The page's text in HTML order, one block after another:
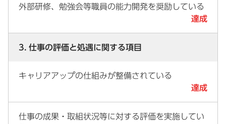
外部研修、勉強会等職員の能力開発を奨励している
達成
3. 仕事の評価と処遇に関する項目
キャリアアップの仕組みが整備されている
達成
仕事の成果・取組状況等に対する評価を実施してい